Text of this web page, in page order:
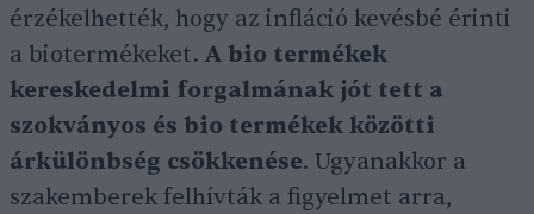
érzékelhették, hogy az infláció kevésbé érinti
a biotermékeket. A bio termékek
kereskedelmi forgalmának jót tett a
szokványos és bio termékek közötti
árkülönbség csökkenése. Ugyanakkor a
szakemberek felhívták a figyelmet arra,